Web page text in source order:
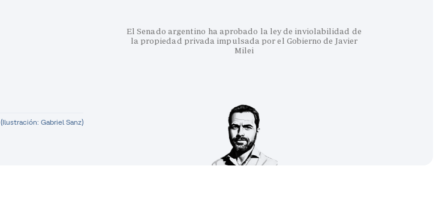
(Ilustración: Gabriel Sanz)
El Senado argentino ha aprobado la ley de inviolabilidad de
la propiedad privada impulsada por el Gobierno de Javier
Milei